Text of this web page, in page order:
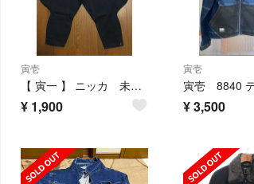
寅壱
【 寅一 】 ニッカ 未使用 アウトレット品 作業服
¥ 1,900
寅壱
¥3,500